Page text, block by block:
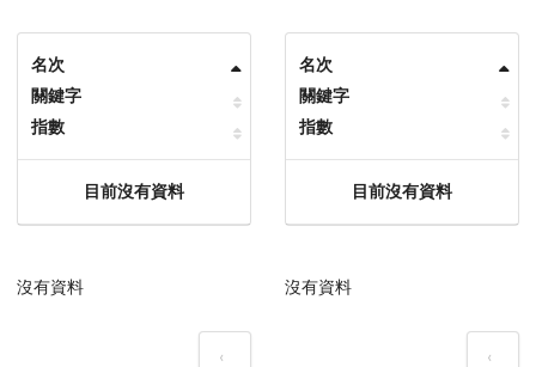
名次
關鍵字
指數
目前沒有資料
沒有資料
‹
名次
關鍵字
指數
目前沒有資料
沒有資料
‹